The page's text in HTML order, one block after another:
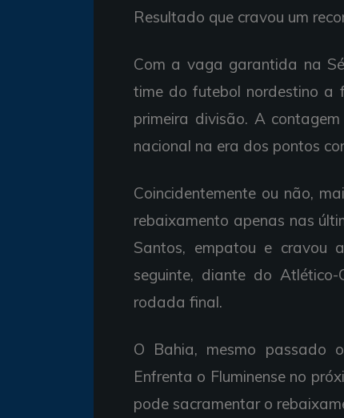
Resultado que cravou um
Com a vaga garantida na
time do futebol nordestino a
primeira divisão. A
nacional na era dos pontos
Coincidentemente ou não,
rebaixamento apenas nas
Santos, empatou e cravou
seguinte, diante do
rodada final.
O Bahia, mesmo passado
Enfrenta o Fluminense no
pode sacramentar o